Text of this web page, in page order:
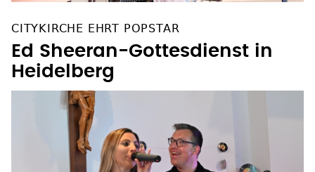
CITYKIRCHE EHRT POPSTAR
Ed Sheeran-Gottesdienst in
Heidelberg